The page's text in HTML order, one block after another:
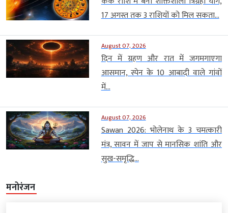
17 अगस्त तक 3 राशियों को मिल सकता...
August 07, 2026
दिन में ग्रहण और रात में जगमगाएगा
आसमान, स्पेन के 10 आबादी वाले गांवों
में...
August 07, 2026
Sawan 2026: भोलेनाथ के 3 चमत्कारी
मंत्र, सावन में जाप से मानसिक शांति और
सुख-समृद्धि...
मनोरंजन